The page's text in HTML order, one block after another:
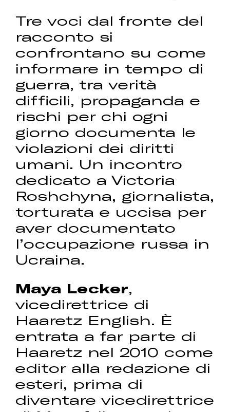
Tre voci dal fronte del
racconto si
confrontano su come
informare in tempo di
guerra, tra verità
difficili, propaganda e
rischi per chi ogni
giorno documenta le
violazioni dei diritti
umani. Un incontro
dedicato a Victoria
Roshchyna, giornalista,
torturata e uccisa per
aver documentato
l’occupazione russa in
Ucraina.
Maya Lecker,
vicedirettrice di
Haaretz English. È
entrata a far parte di
Haaretz nel 2010 come
editor alla redazione di
esteri, prima di
diventare vicedirettrice